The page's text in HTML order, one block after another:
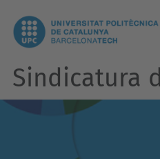
Sindicatura